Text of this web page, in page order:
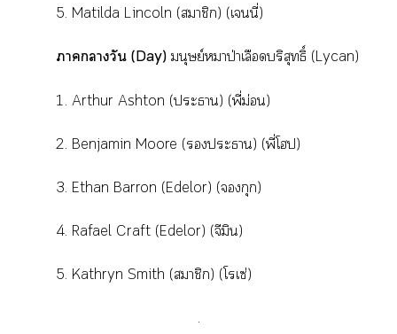
5. Matilda Lincoln (สมาชิก) (เนี่)
าาวัน (Day)มนุษย์หมาป่าเลือดบริสุทธิ์ (Lycan)
1. Arthur Ashton (ะา) (พี่ม่อน)
2. Benjamin Moore (ะา) (พี่โป)
3. Ethan Barron (Edelor) (กุก)
4. Rafael Craft (Edelor) (จีมิน)
5. Kathryn Smith (สมาชิก) (โเซ่)
.